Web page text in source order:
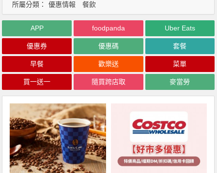
所屬分類： 優惠情報 餐飲
APP foodpanda Uber Eats
優惠券 優惠碼 套餐
早餐 歡樂送 菜單
買一送一 隨買跨店取 麥當勞